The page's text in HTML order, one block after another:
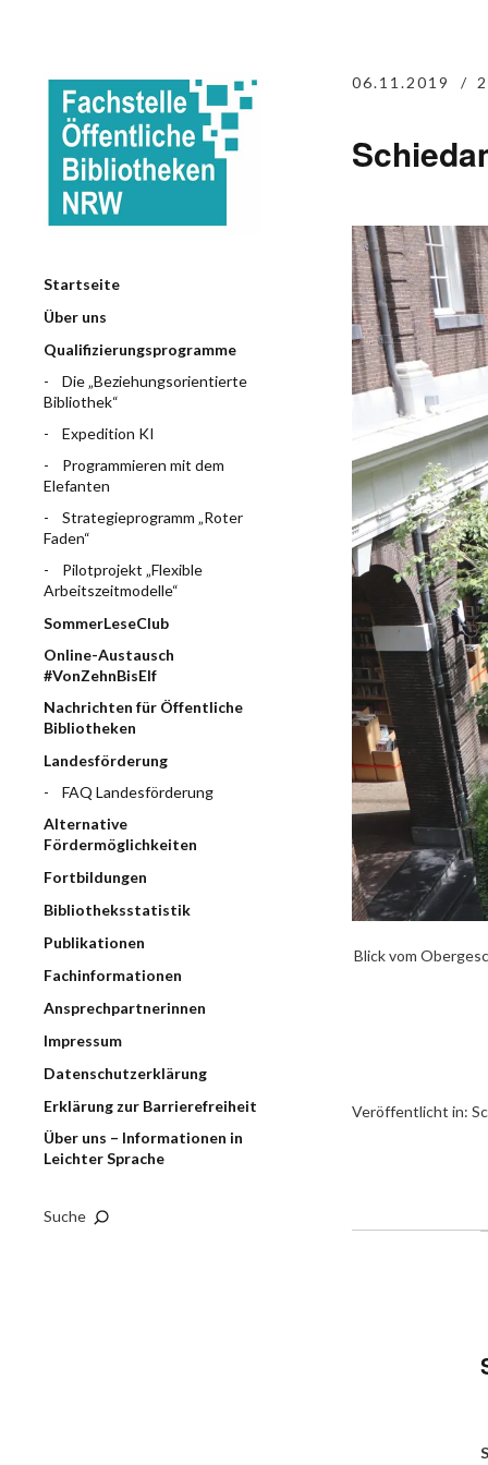
Startseite
Über uns
Qualifizierungsprogramme
Die „Beziehungsorientierte
Bibliothek“
Expedition KI
Programmieren mit dem
Elefanten
Strategieprogramm „Roter
Faden“
Pilotprojekt „Flexible
Arbeitszeitmodelle“
SommerLeseClub
Online-Austausch
#VonZehnBisElf
Nachrichten für Öffentliche
Bibliotheken
Landesförderung
FAQ Landesförderung
Alternative
Fördermöglichkeiten
Fortbildungen
Bibliotheksstatistik
Publikationen
Fachinformationen
Ansprechpartnerinnen
Impressum
Datenschutzerklärung
Erklärung zur Barrierefreiheit
Über uns – Informationen in
Leichter Sprache
Suche
06.11.2019
Blick vom
Veröffentlicht in: